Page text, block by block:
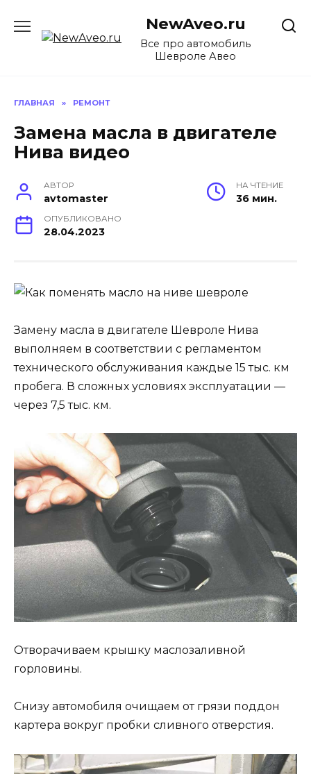
содержанию
NewAveo.ru
Все про автомобиль
Шевроле Авео
ГЛАВНАЯ » РЕМОНТ
Замена масла в двигателе
Нива видео
АВТОР
avtomaster
НА ЧТЕНИЕ
36 мин.
ОПУБЛИКОВАНО
28.04.2023
Замену масла в двигателе Шевроле Нива
выполняем в соответствии с регламентом
технического обслуживания каждые 15 тыс. км
пробега. В сложных условиях эксплуатации —
через 7,5 тыс. км.
Отворачиваем крышку маслозаливной
горловины.
Снизу автомобиля очищаем от грязи поддон
картера вокруг пробки сливного отверстия.